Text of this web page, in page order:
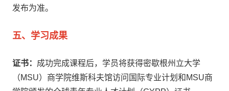
发布为准。
五、学习成果
证书： 成功完成课程后，学员将获得密歇根州立大学
（MSU）商学院维斯科夫馆访问国际专业计划和MSU商